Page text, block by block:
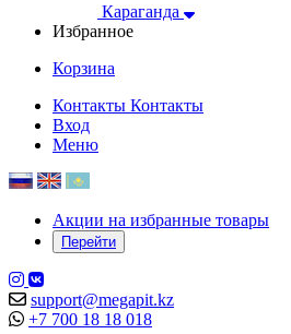
Караганда
Избранное
Корзина
Контакты Контакты
Вход
Меню
Акции на избранные товары
Перейти
support@megapit.kz
+7 700 18 18 018